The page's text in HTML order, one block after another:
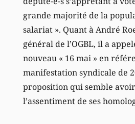
grande majorité de la
salariat ». Quant à André
général de l’OGBL, il a
nouveau « 16 mai » en
manifestation syndicale de
proposition qui semble
l’assentiment de ses